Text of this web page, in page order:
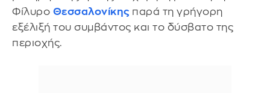
Φίλυρο Θεσσαλονίκης παρά τη γρήγορη
εξέλιξή του συμβάντος και το δύσβατο της
περιοχής.